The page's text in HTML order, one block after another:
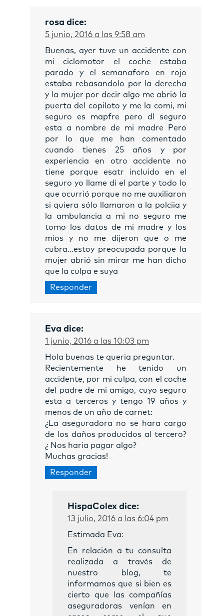
rosa dice:
5 junio, 2016 a las 9:58 am
Buenas, ayer tuve un accidente con
mi ciclomotor el coche estaba
parado y el semanaforo en rojo
estaba rebasandolo por la derecha
y la mujer por decir algo me abrió la
puerta del copiloto y me la comi, mi
seguro es mapfre pero dl seguro
esta a nombre de mi madre Pero
por lo que me han comentado
cuando tienes 25 años y por
experiencia en otro accidente no
tiene porque esatr incluido en el
seguro yo llame di el parte y todo lo
que ocurrió porque no me auxiliaron
si quiera sólo llamaron a la polciia y
la ambulancia a mi no seguro me
tomo los datos de mi madre y los
míos y no me dijeron que o me
cubra…estoy preocupada porque la
mujer abrió sin mirar me han dicho
que la culpa e suya
Responder
Eva dice:
1 junio, 2016 a las 10:03 pm
Hola buenas te queria preguntar.
Recientemente he tenido un
accidente, por mi culpa, con el coche
del padre de mi amigo, cuyo seguro
esta a terceros y tengo 19 años y
menos de un año de carnet:
¿La aseguradora no se hara cargo
de los daños producidos al tercero?
¿ Nos haria pagar algo?
Muchas gracias!
Responder
HispaColex dice:
13 julio, 2016 a las 6:04 pm
Estimada Eva:
En relación a tu consulta
realizada a través de
nuestro blog, te
informamos que si bien es
cierto que las compañías
aseguradoras venían en